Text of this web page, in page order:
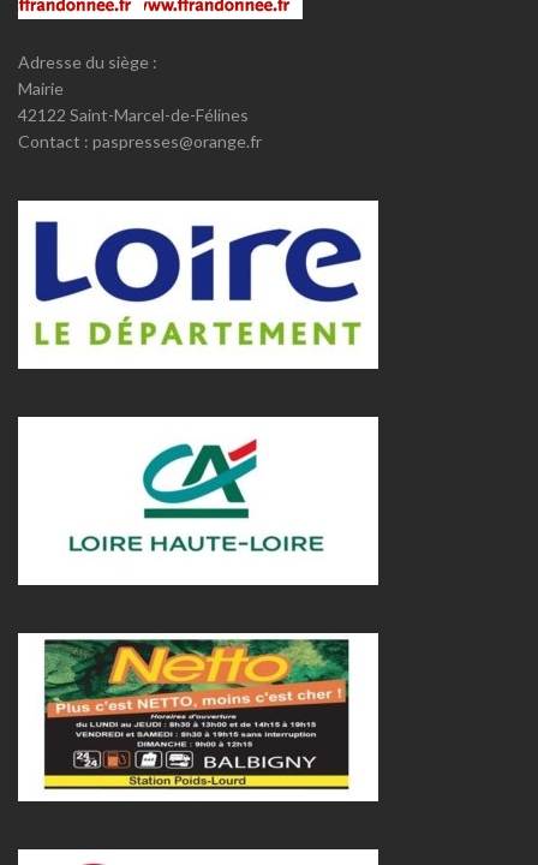
Adresse du siège :
Mairie
42122 Saint-Marcel-de-Félines
Contact : paspresses@orange.fr